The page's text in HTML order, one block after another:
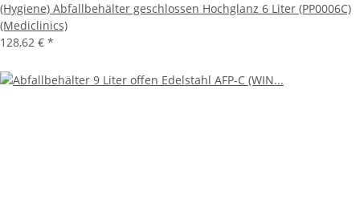
(Hygiene) Abfallbehälter geschlossen Hochglanz 6 Liter (PP0006C)
(Mediclinics)
128,62 € *